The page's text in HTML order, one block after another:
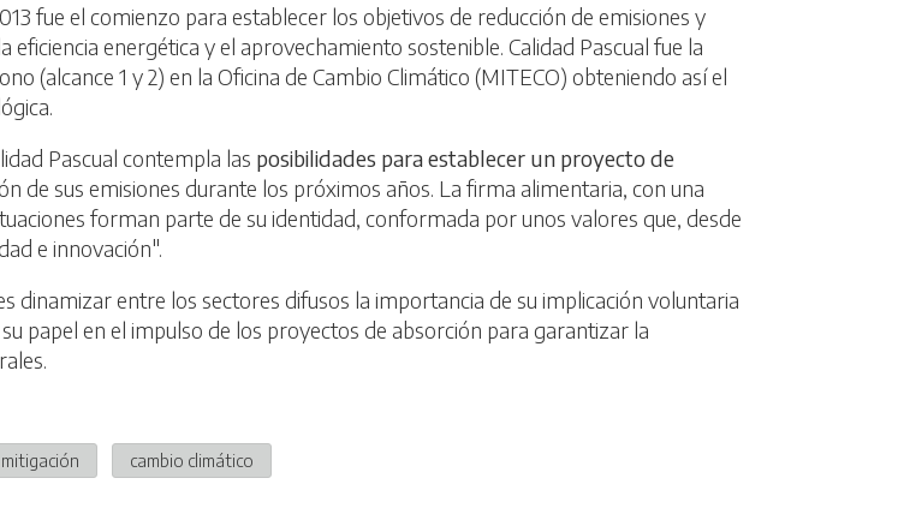
fue el comienzo para establecer los objetivos de reducción de emisiones y
energética y el aprovechamiento sostenible. Calidad Pascual fue la
(alcance 1 y 2) en la Oficina de Cambio Climático (MITECO) obteniendo así el
Pascual contempla las posibilidades para establecer un proyecto de
de sus emisiones durante los próximos años. La firma alimentaria, con una
forman parte de su identidad, conformada por unos valores que, desde
e innovación".
dinamizar entre los sectores difusos la importancia de su implicación voluntaria
papel en el impulso de los proyectos de absorción para garantizar la
mitigación cambio climático